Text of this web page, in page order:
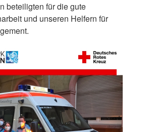
beteiligten für die gute
und unseren Helfern für